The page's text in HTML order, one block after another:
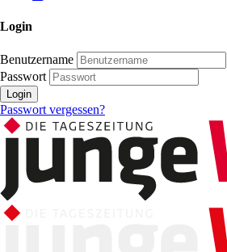
Login
Benutzername
Passwort
Login
Passwort vergessen?